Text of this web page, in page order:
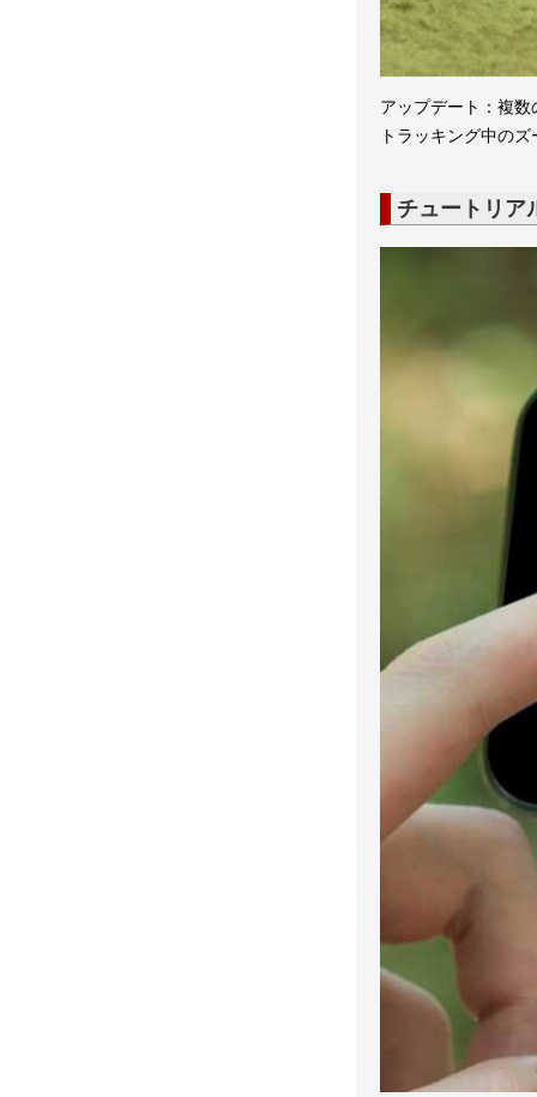
アップデート：複
トラッキング中の
チュートリア